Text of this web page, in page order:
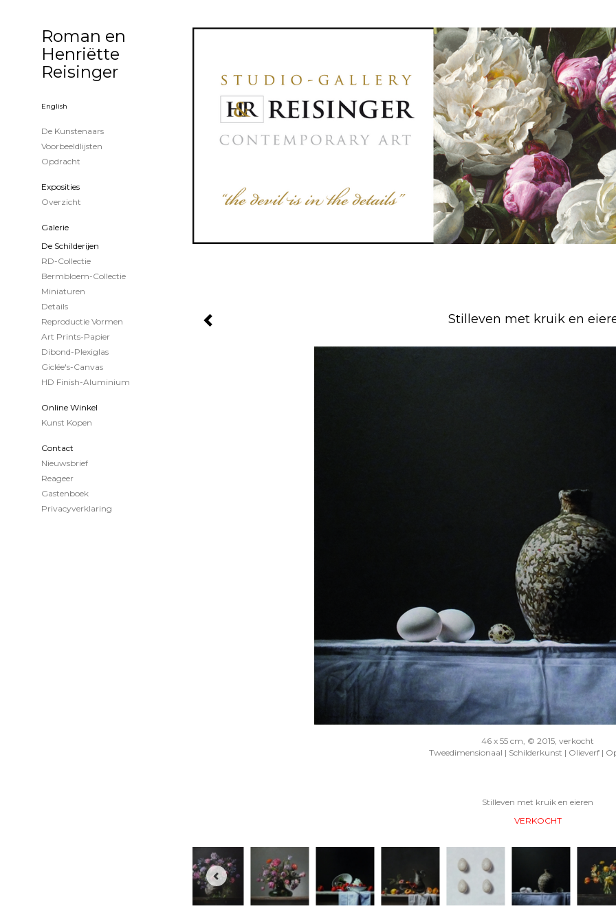
Stilleven met kruik en
46 x 55 cm, © 2015, verkocht
Tweedimensionaal | Schilderkunst | Olieverf |
Stilleven met kruik en eieren
VERKOCHT
Roman en
Henriëtte
Reisinger
English
De Kunstenaars
Voorbeeldlijsten
Opdracht
Exposities
Overzicht
Galerie
De Schilderijen
RD-Collectie
Bermbloem-Collectie
Miniaturen
Details
Reproductie Vormen
Art Prints-Papier
Dibond-Plexiglas
Giclée's-Canvas
HD Finish-Aluminium
Online Winkel
Kunst Kopen
Contact
Nieuwsbrief
Reageer
Gastenboek
Privacyverklaring